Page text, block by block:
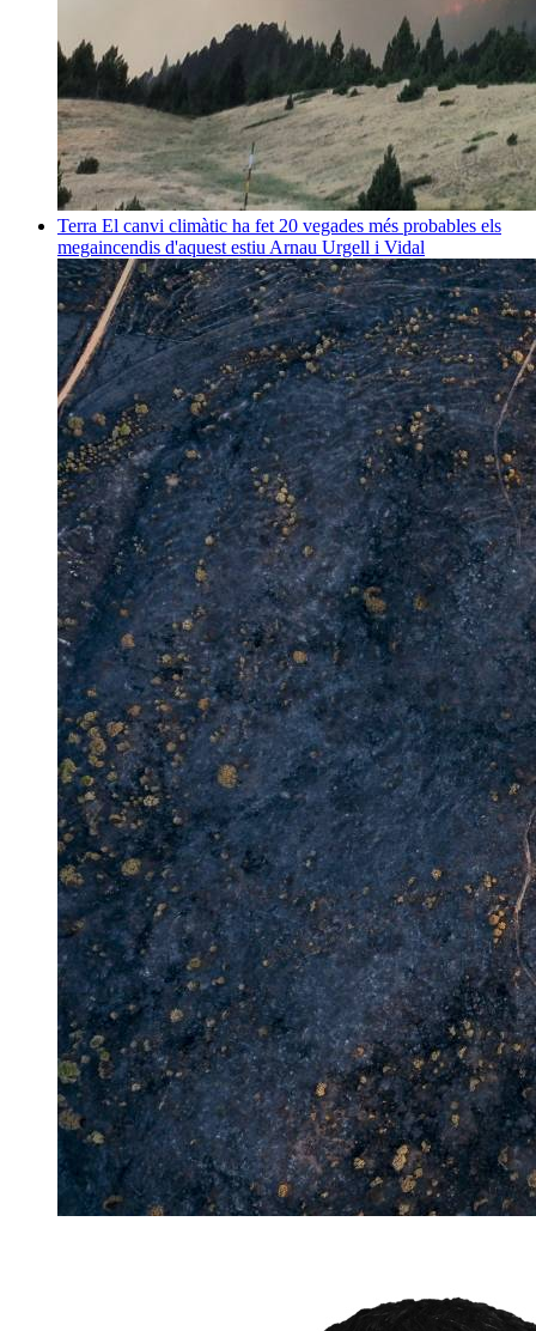
Terra El canvi climàtic ha fet 20 vegades més probables els
megaincendis d'aquest estiu Arnau Urgell i Vidal